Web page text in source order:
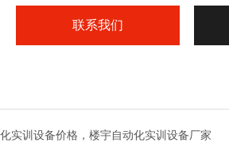
联系我们
实训设备价格，楼宇自动化实训设备厂家